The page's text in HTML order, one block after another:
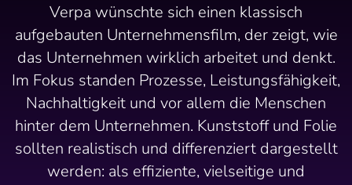
Verpa wünschte sich einen klassisch
aufgebauten Unternehmensfilm, der zeigt, wie
das Unternehmen wirklich arbeitet und denkt.
Im Fokus standen Prozesse, Leistungsfähigkeit,
Nachhaltigkeit und vor allem die Menschen
hinter dem Unternehmen. Kunststoff und Folie
sollten realistisch und differenziert dargestellt
werden: als effiziente, vielseitige und